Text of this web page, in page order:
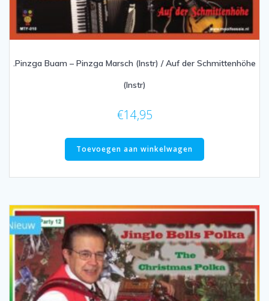
.Pinzga Buam – Pinzga Marsch (Instr) / Auf der Schmittenhöhe
(Instr)
€14,95
Toevoegen aan winkelwagen